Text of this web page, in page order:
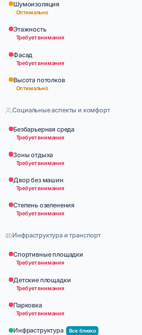
Шумоизоляция
Оптимально
Этажность
Требует внимания
Фасад
Требует внимания
Высота потолков
Оптимально
Социальные аспекты и комфорт
Безбарьерная среда
Требует внимания
Зоны отдыха
Требует внимания
Двор без машин
Требует внимания
Степень озеленения
Требует внимания
Инфраструктура и транспорт
Спортивные площадки
Требует внимания
Детские площадки
Требует внимания
Парковка
Требует внимания
Инфраструктура Все близко